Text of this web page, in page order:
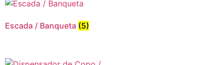
Escada / Banqueta (5)